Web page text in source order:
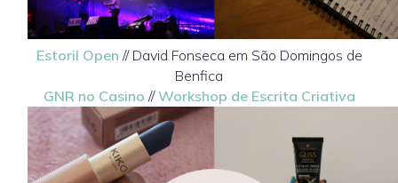
Estoril Open // David Fonseca em São Domingos de
Benfica
GNR no Casino // Workshop de Escrita Criativa